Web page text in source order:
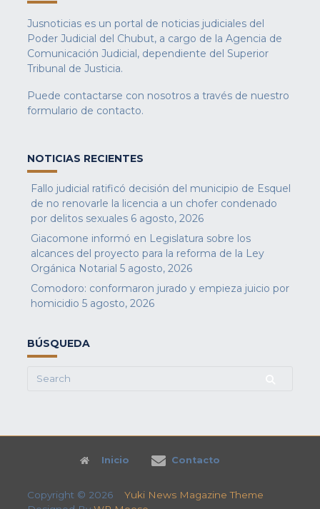
Jusnoticias es un portal de noticias judiciales del
Poder Judicial del Chubut, a cargo de la Agencia de
Comunicación Judicial, dependiente del Superior
Tribunal de Justicia.
Puede contactarse con nosotros a través de nuestro
formulario de contacto.
NOTICIAS RECIENTES
Fallo judicial ratificó decisión del municipio de Esquel
de no renovarle la licencia a un chofer condenado
por delitos sexuales 6 agosto, 2026
Giacomone informó en Legislatura sobre los
alcances del proyecto para la reforma de la Ley
Orgánica Notarial 5 agosto, 2026
Comodoro: conformaron jurado y empieza juicio por
homicidio 5 agosto, 2026
BÚSQUEDA
Search
Inicio Contacto
Copyright © 2026 Yuki News Magazine Theme